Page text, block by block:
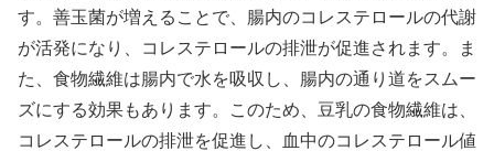
す。善玉菌が増えることで、腸内のコレステロールの代謝
が活発になり、コレステロールの排泄が促進されます。ま
た、食物繊維は腸内で水を吸収し、腸内の通り道をスムー
ズにする効果もあります。このため、豆乳の食物繊維は、
コレステロールの排泄を促進し、血中のコレステロール値